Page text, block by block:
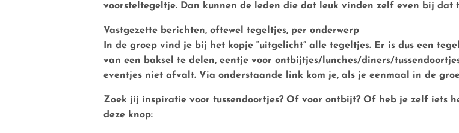
voorsteltegeltje. Dan kunnen de leden die dat leuk vinden zelf even bij dat
Vastgezette berichten, oftewel tegeltjes, per onderwerp
In de groep vind je bij het kopje “uitgelicht” alle tegeltjes. Er is dus een
van een baksel te delen, eentje voor ontbijtjes/lunches/diners/
eventjes niet afvalt. Via onderstaande link kom je, als je eenmaal in de
Zoek jij inspiratie voor tussendoortjes? Of voor ontbijt? Of heb je zelf iets
deze knop: